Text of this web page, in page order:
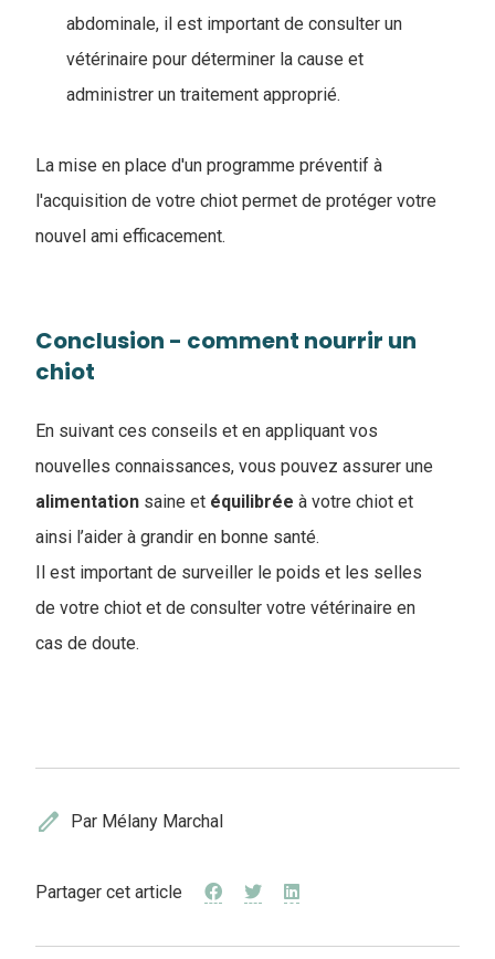
abdominale, il est important de consulter un
vétérinaire pour déterminer la cause et
administrer un traitement approprié.
La mise en place d'un programme préventif à
l'acquisition de votre chiot permet de protéger votre
nouvel ami efficacement.
Conclusion - comment nourrir un
chiot
En suivant ces conseils et en appliquant vos
nouvelles connaissances, vous pouvez assurer une
alimentation saine et équilibrée à votre chiot et
ainsi l’aider à grandir en bonne santé.
Il est important de surveiller le poids et les selles
de votre chiot et de consulter votre vétérinaire en
cas de doute.
edit Par Mélany Marchal
Partager cet article